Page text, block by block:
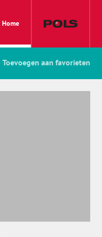
Home
Toevoegen aan favorieten